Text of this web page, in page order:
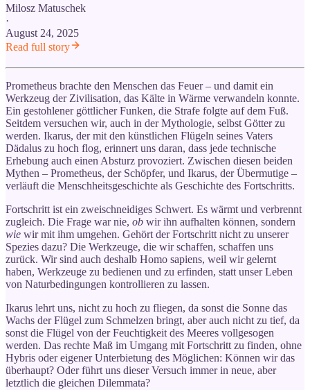
Milosz Matuschek
·
August 24, 2025
Read full story
Prometheus brachte den Menschen das Feuer – und damit ein
Werkzeug der Zivilisation, das Kälte in Wärme verwandeln konnte.
Ein gestohlener göttlicher Funken, die Strafe folgte auf dem Fuß.
Seitdem versuchen wir, auch in der Mythologie, selbst Götter zu
werden. Ikarus, der mit den künstlichen Flügeln seines Vaters
Dädalus zu hoch flog, erinnert uns daran, dass jede technische
Erhebung auch einen Absturz provoziert. Zwischen diesen beiden
Mythen – Prometheus, der Schöpfer, und Ikarus, der Übermutige –
verläuft die Menschheitsgeschichte als Geschichte des Fortschritts.
Fortschritt ist ein zweischneidiges Schwert. Es wärmt und verbrennt
zugleich. Die Frage war nie, ob wir ihn aufhalten können, sondern
wie wir mit ihm umgehen. Gehört der Fortschritt nicht zu unserer
Spezies dazu? Die Werkzeuge, die wir schaffen, schaffen uns
zurück. Wir sind auch deshalb Homo sapiens, weil wir gelernt
haben, Werkzeuge zu bedienen und zu erfinden, statt unser Leben
von Naturbedingungen kontrollieren zu lassen.
Ikarus lehrt uns, nicht zu hoch zu fliegen, da sonst die Sonne das
Wachs der Flügel zum Schmelzen bringt, aber auch nicht zu tief, da
sonst die Flügel von der Feuchtigkeit des Meeres vollgesogen
werden. Das rechte Maß im Umgang mit Fortschritt zu finden, ohne
Hybris oder eigener Unterbietung des Möglichen: Können wir das
überhaupt? Oder führt uns dieser Versuch immer in neue, aber
letztlich die gleichen Dilemmata?